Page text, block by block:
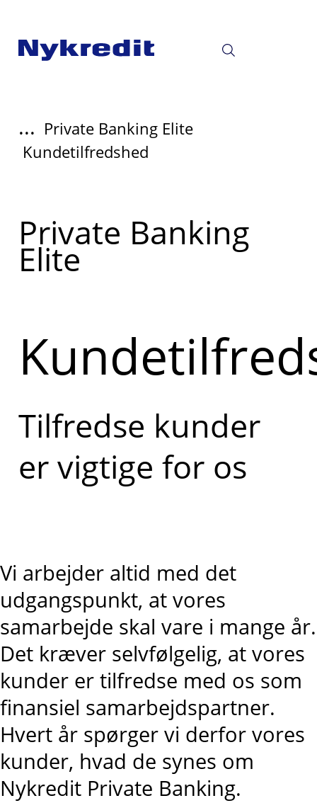
... Private Banking Elite
Kundetilfredshed
Read
more
about
Private Banking
Elite
Tilfredse kunder
er vigtige for os
Vi arbejder altid med det
udgangspunkt, at vores
samarbejde skal vare i mange år.
Det kræver selvfølgelig, at vores
kunder er tilfredse med os som
finansiel samarbejdspartner.
Hvert år spørger vi derfor vores
kunder, hvad de synes om
Nykredit Private Banking.